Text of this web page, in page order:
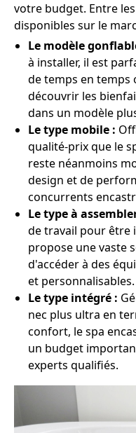
votre budget. Entre
disponibles sur le
Le modèle
à installer, il est
de temps en temps
découvrir les
dans un modèle
Le type mobile :
qualité-prix que le
reste néanmoins
design et de
concurrents
Le type à
de travail pour être
propose une vaste
d'accéder à des
et personnalisables.
Le type intégré :
nec plus ultra en
confort, le spa
un budget
experts qualifiés.